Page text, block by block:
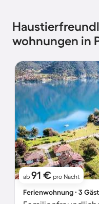
wohnungen in
ab 91 € pro Nacht
Ferienwohnung ∙ 3